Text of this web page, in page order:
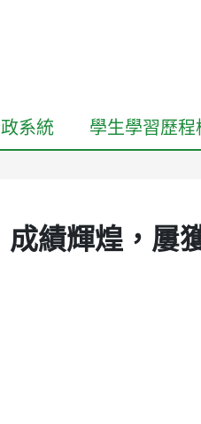
系統 學生學習歷程
績輝煌，屢